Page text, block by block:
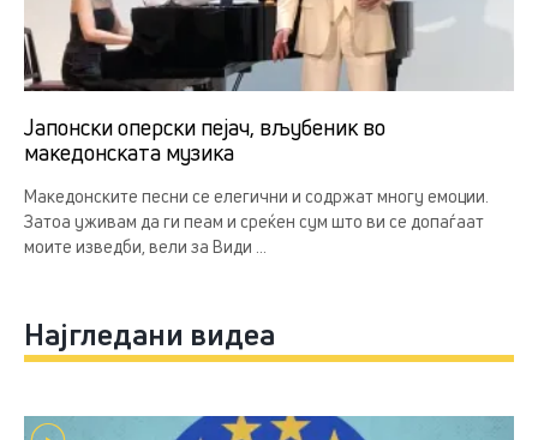
Јапонски оперски пејач, вљубеник во
македонската музика
Македонските песни се елегични и содржат многу емоции.
Затоа уживам да ги пеам и среќен сум што ви се допаѓаат
моите изведби, вели за Види ...
Најгледани видеа